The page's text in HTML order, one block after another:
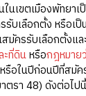
นเขตเมืองพัทยา
บเลือกตั้ง หรือเ
มัครรับเลือกตั้งแ
ะที่ดินหรือกฎหมาย
รือในปีก่อนปีที่สมัค
ตรา 48) ดังต่อไปนี้